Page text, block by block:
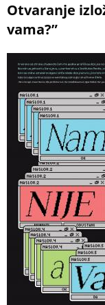
Otvaranje
vama?”